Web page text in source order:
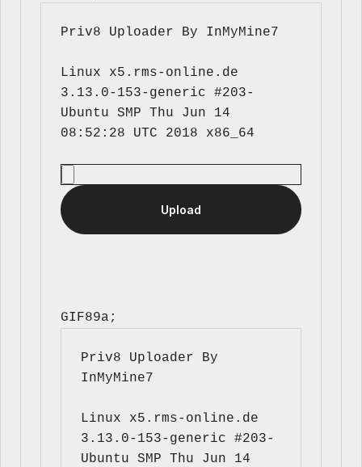
Priv8 Uploader By InMyMine7
Linux x5.rms-online.de
3.13.0-153-generic #203-
Ubuntu SMP Thu Jun 14
GIF89a;
Priv8 Uploader By
InMyMine7
Linux x5.rms-online.de
3.13.0-153-generic #203-
Ubuntu SMP Thu Jun 14